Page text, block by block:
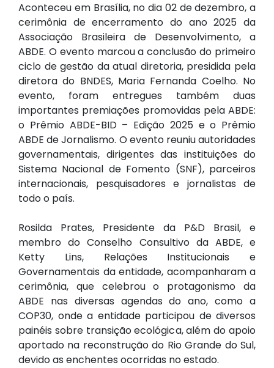
Aconteceu em Brasília, no dia 02 de dezembro, a
cerimônia de encerramento do ano 2025 da
Associação Brasileira de Desenvolvimento, a
ABDE. O evento marcou a conclusão do primeiro
ciclo de gestão da atual diretoria, presidida pela
diretora do BNDES, Maria Fernanda Coelho. No
evento, foram entregues também duas
importantes premiações promovidas pela ABDE:
o Prêmio ABDE-BID – Edição 2025 e o Prêmio
ABDE de Jornalismo. O evento reuniu autoridades
governamentais, dirigentes das instituições do
Sistema Nacional de Fomento (SNF), parceiros
internacionais, pesquisadores e jornalistas de
todo o país.
Rosilda Prates, Presidente da P&D Brasil, e
membro do Conselho Consultivo da ABDE, e
Ketty Lins, Relações Institucionais e
Governamentais da entidade, acompanharam a
cerimônia, que celebrou o protagonismo da
ABDE nas diversas agendas do ano, como a
COP30, onde a entidade participou de diversos
painéis sobre transição ecológica, além do apoio
aportado na reconstrução do Rio Grande do Sul,
devido as enchentes ocorridas no estado.